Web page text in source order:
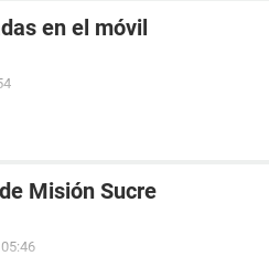
en el móvil
Misión Sucre